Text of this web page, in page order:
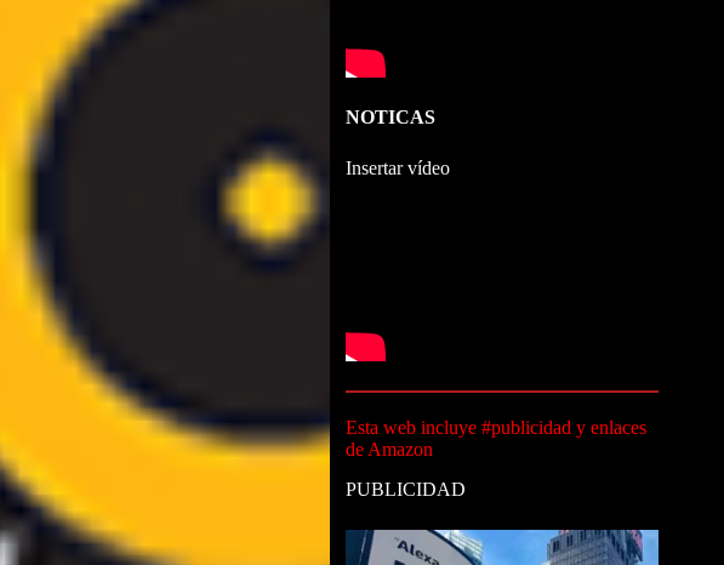
NOTICAS
Insertar vídeo
Esta web incluye #publicidad y enlaces
de Amazon
PUBLICIDAD